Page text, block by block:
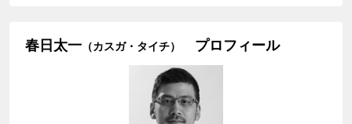
春日太一 （カスガ・タイチ） プロフィール